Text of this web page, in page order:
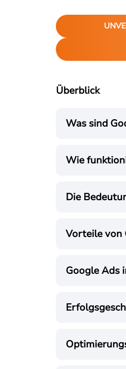
Überblick
Was sind
Wie
Die
Vorteile von
Google Ads